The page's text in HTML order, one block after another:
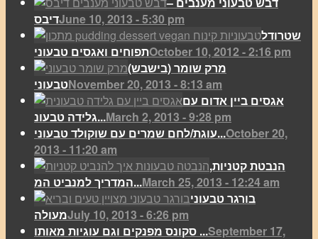
דיבסJune 10, 2013 - 5:30 pm
שטרודל
תפוחים ואגסים טבעוניOctober 10, 2012 - 2:16 pm
מרק שומר (בישבש)
טבעוניNovember 20, 2013 - 8:13 am
אגסים ביין אדום עם
גלידה טבעונ...March 2, 2013 - 9:28 pm
עוגת/לחם שמרים עם שוקולד טבעוני...October 20,
2013 - 11:20 am
הנבטת קטניות,
המדריך למנביט המ...March 25, 2013 - 12:24 am
בורגר טבעוני
מעולהJuly 10, 2013 - 6:26 pm
סקונס מפנקים וגם עוגיות מאותו ...September 17,